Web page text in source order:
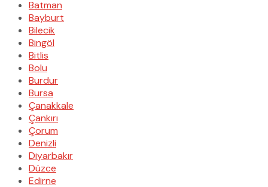
Batman
Bayburt
Bilecik
Bingöl
Bitlis
Bolu
Burdur
Bursa
Çanakkale
Çankırı
Çorum
Denizli
Diyarbakır
Düzce
Edirne